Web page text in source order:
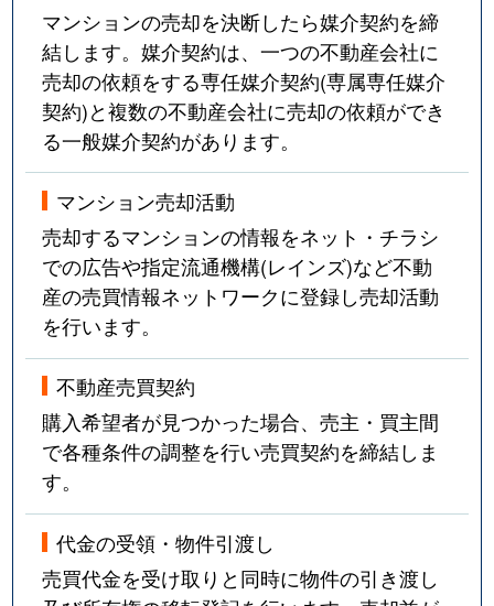
マンションの売却を決断したら媒介契約を締
結します。媒介契約は、一つの不動産会社に
売却の依頼をする専任媒介契約(専属専任媒介
契約)と複数の不動産会社に売却の依頼ができ
る一般媒介契約があります。
マンション売却活動
売却するマンションの情報をネット・チラシ
での広告や指定流通機構(レインズ)など不動
産の売買情報ネットワークに登録し売却活動
を行います。
不動産売買契約
購入希望者が見つかった場合、売主・買主間
で各種条件の調整を行い売買契約を締結しま
す。
代金の受領・物件引渡し
売買代金を受け取りと同時に物件の引き渡し